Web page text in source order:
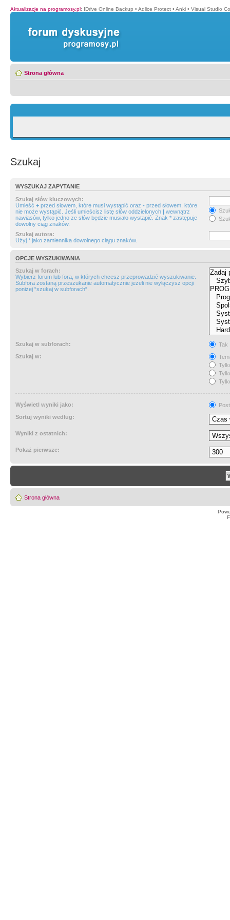
Aktualizacje na programosy.pl: IDrive Online Backup • Adlice Protect • Anki • Visual Studio
Strona główna
Szukaj
WYSZUKAJ ZAPYTANIE
Szukaj słów kluczowych:
Umieść + przed słowem, które musi wystąpić oraz - przed słowem, które
nie może wystąpić. Jeśli umieścisz listę słów oddzielonych | wewnątrz
nawiasów, tylko jedno ze słów będzie musiało wystąpić. Znak * zastępuje
dowolny ciąg znaków.
Szukaj autora:
Użyj * jako zamiennika dowolnego ciągu znaków.
OPCJE WYSZUKIWANIA
Szukaj w forach:
Wybierz forum lub fora, w których chcesz przeprowadzić wyszukiwanie.
Subfora zostaną przeszukanie automatycznie jeżeli nie wyłączysz opcji
poniżej “szukaj w subforach“.
Szukaj w subforach:
Tak
Szukaj w:
Wyświetl wyniki jako:
Sortuj wyniki według:
Wyniki z ostatnich:
Pokaż pierwsze:
Strona główna